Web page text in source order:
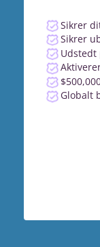
Sikrer
Sikrer
Globalt